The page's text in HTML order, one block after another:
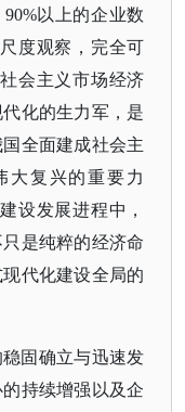
以上的企业数
度观察，完全可
会主义市场经济
化的生力军，是
全面建成社会主
大复兴的重要力
设发展进程中，
是纯粹的经济命
代化建设全局的
固确立与迅速发
持续增强以及企